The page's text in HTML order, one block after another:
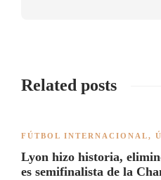
Related posts
FÚTBOL INTERNACIONAL,
Lyon hizo historia,
es semifinalista de la